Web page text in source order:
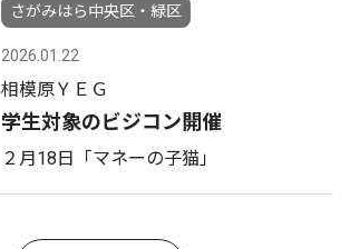
さがみはら中央区・緑区
2026.01.22
相模原ＹＥＧ
学生対象のビジコン開催
２月18日「マネーの子猫」